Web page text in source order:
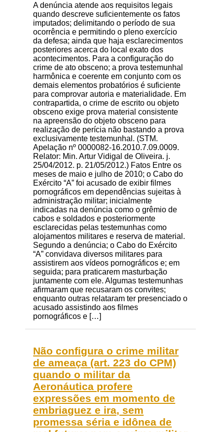
A denúncia atende aos requisitos legais
quando descreve suficientemente os fatos
imputados; delimitando o período de sua
ocorrência e permitindo o pleno exercício
da defesa; ainda que haja esclarecimentos
posteriores acerca do local exato dos
acontecimentos. Para a configuração do
crime de ato obsceno; a prova testemunhal
harmônica e coerente em conjunto com os
demais elementos probatórios é suficiente
para comprovar autoria e materialidade. Em
contrapartida, o crime de escrito ou objeto
obsceno exige prova material consistente
na apreensão do objeto obsceno para
realização de perícia não bastando a prova
exclusivamente testemunhal. (STM.
Apelação nº 0000082-16.2010.7.09.0009.
Relator: Min. Artur Vidigal de Oliveira. j.
25/04/2012. p. 21/05/2012.) Fatos Entre os
meses de maio e julho de 2010; o Cabo do
Exército “A” foi acusado de exibir filmes
pornográficos em dependências sujeitas à
administração militar; inicialmente
indicadas na denúncia como o grêmio de
cabos e soldados e posteriormente
esclarecidas pelas testemunhas como
alojamentos militares e reserva de material.
Segundo a denúncia; o Cabo do Exército
“A” convidava diversos militares para
assistirem aos vídeos pornográficos e; em
seguida; para praticarem masturbação
juntamente com ele. Algumas testemunhas
afirmaram que recusaram os convites;
enquanto outras relataram ter presenciado o
acusado assistindo aos filmes
pornográficos e […]
Não configura o crime militar
de ameaça (art. 223 do CPM)
quando o militar da
Aeronáutica profere
expressões em momento de
embriaguez e ira, sem
promessa séria e idônea de